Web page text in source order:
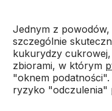
Jednym z
szczególnie
kukurydzy
zbiorami, w którym
"oknem
ryzyko "odczulenia"